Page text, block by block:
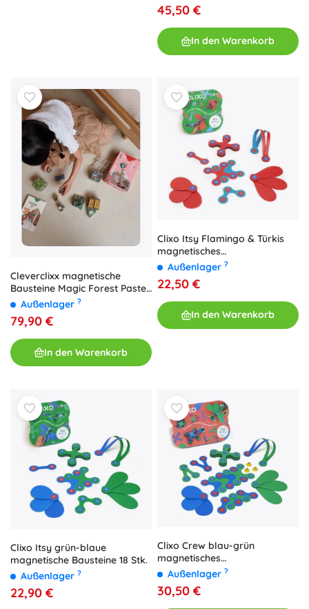
45,50 €
In den Warenkorb
Cleverclixx magnetische
Bausteine Magic Forest Pastell
(65 Stk.)
Außenlager ?
79,90 €
In den Warenkorb
Clixo Itsy Flamingo & Türkis
magnetisches
Konstruktionsset 18 Stück
Außenlager ?
22,50 €
In den Warenkorb
Clixo Itsy grün-blaue
magnetische Bausteine 18 Stk.
Außenlager ?
22,90 €
Clixo Crew blau-grün
magnetisches
Konstruktionsset 30 Stk.
Außenlager ?
30,50 €